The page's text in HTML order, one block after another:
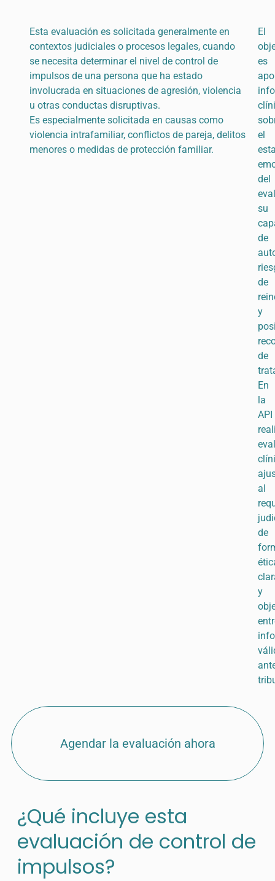
Esta evaluación es solicitada generalmente en
contextos judiciales o procesos legales, cuando
se necesita determinar el nivel de control de
impulsos de una persona que ha estado
involucrada en situaciones de agresión, violencia
u otras conductas disruptivas.
Es especialmente solicitada en causas como
violencia intrafamiliar, conflictos de pareja, delitos
menores o medidas de protección familiar.
El
es
el
del
su
de
de
y
de
En
la
API
al
de
y
Agendar la evaluación ahora
¿Qué incluye esta
evaluación de control de
impulsos?